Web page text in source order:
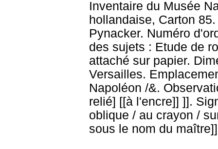
Inventaire du Musée
hollandaise, Carton
Pynacker. Numéro
des sujets : Etude de
attaché sur papier.
Versailles.
Napoléon /&.
relié] [[à l'encre]] ]].
oblique / au crayon /
sous le nom du